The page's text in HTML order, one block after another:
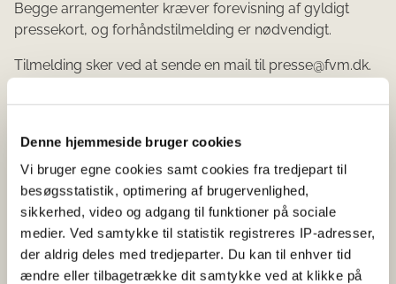
Denne hjemmeside bruger cookies
Vi bruger egne cookies samt cookies fra tredjepart til
besøgsstatistik, optimering af brugervenlighed,
sikkerhed, video og adgang til funktioner på sociale
medier. Ved samtykke til statistik registreres IP-adresser,
der aldrig deles med tredjeparter. Du kan til enhver tid
ændre eller tilbagetrække dit samtykke ved at klikke på
Begge arrangementer kræver forevisning af gyldigt
pressekort, og forhåndstilmelding er nødvendigt.
Tilmelding sker ved at sende en mail til presse@fvm.dk.
Adresse: Holbergsgade 6, 1216 København K.
Fakta
xxx
xxx
xxx